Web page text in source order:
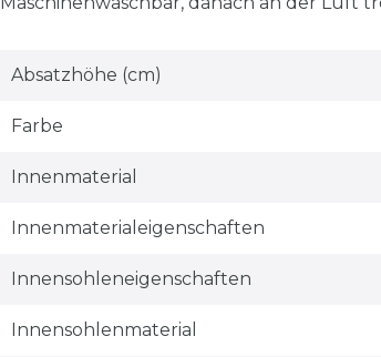
Absatzhöhe (cm)
Farbe
Innenmaterial
Innenmaterialeigenschaften
Innensohleneigenschaften
Innensohlenmaterial